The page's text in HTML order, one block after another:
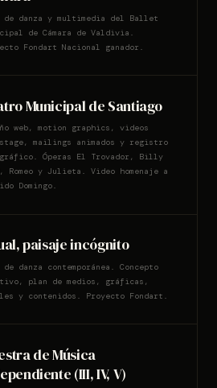
de danza y multimedia del Ballet
de Cámara de Valdivia.
Fondart Nacional ganador.
Municipal de Santiago
web, motion graphics, videos
mailings animados y registro
Óperas El Trovador, Billy
Romeo y Julieta. Video homenaje a
Domingo.
paisaje incógnito
de danza contemporánea. Concepto
plan de medios, gráficas,
y contenidos. Proyecto Fondart.
de Música
(III, IV, V)